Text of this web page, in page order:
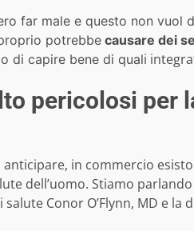
far male e questo non vuol
potrebbe causare dei
di capire bene di quali
pericolosi per
in commercio
dell’uomo. Stiamo
Conor O’Flynn, MD e la